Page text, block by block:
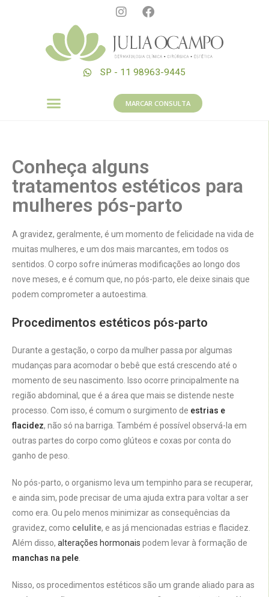
SP - 11 98963-9445
MARCAR CONSULTA
Conheça alguns
tratamentos estéticos para
mulheres pós-parto
A gravidez, geralmente, é um momento de felicidade na vida de
muitas mulheres, e um dos mais marcantes, em todos os
sentidos. O corpo sofre inúmeras modificações ao longo dos
nove meses, e é comum que, no pós-parto, ele deixe sinais que
podem comprometer a autoestima.
Procedimentos estéticos pós-parto
Durante a gestação, o corpo da mulher passa por algumas
mudanças para acomodar o bebê que está crescendo até o
momento de seu nascimento. Isso ocorre principalmente na
região abdominal, que é a área que mais se distende neste
processo. Com isso, é comum o surgimento de estrias e
flacidez, não só na barriga. Também é possível observá-la em
outras partes do corpo como glúteos e coxas por conta do
ganho de peso.
No pós-parto, o organismo leva um tempinho para se recuperar,
e ainda sim, pode precisar de uma ajuda extra para voltar a ser
como era. Ou pelo menos minimizar as consequências da
gravidez, como celulite, e as já mencionadas estrias e flacidez.
Além disso, alterações hormonais podem levar à formação de
manchas na pele.
Nisso, os procedimentos estéticos são um grande aliado para as